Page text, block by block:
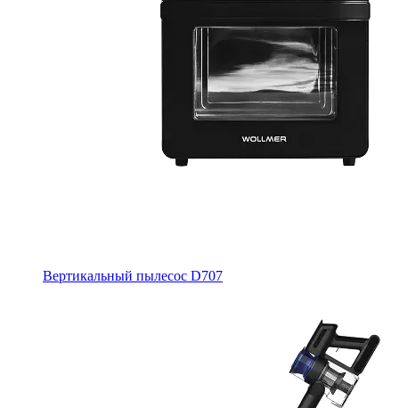
Вертикальный пылесос D707